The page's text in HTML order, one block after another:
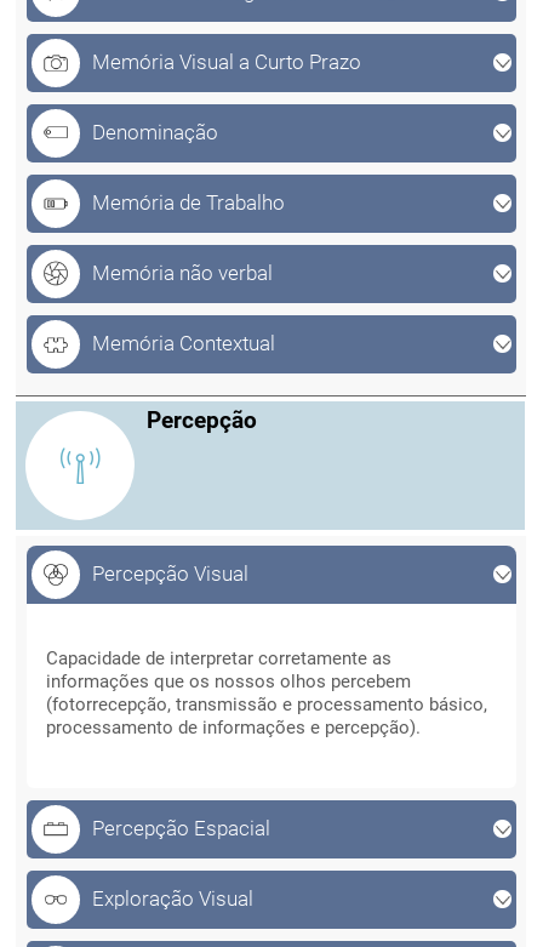
Memória Fonológica a Curto Prazo
Memória Visual a Curto Prazo
Denominação
Memória de Trabalho
Memória não verbal
Memória Contextual
Percepção Visual
Percepção Visual
Capacidade de interpretar corretamente as
informações que os nossos olhos percebem
(fotorrecepção, transmissão e processamento básico,
Percepção Espacial
Exploração Visual